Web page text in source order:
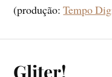
(produção:Tempo
Gliter!